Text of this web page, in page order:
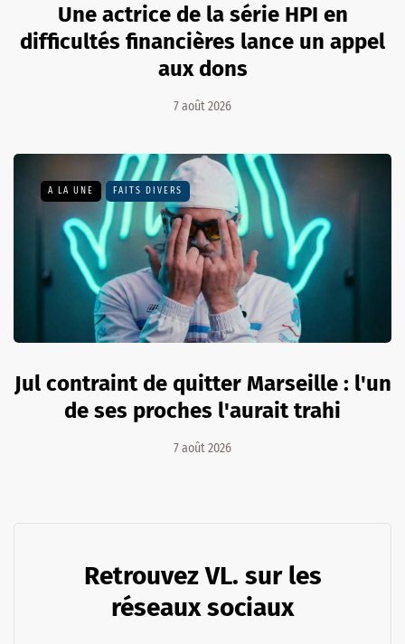
Une actrice de la série HPI en
difficultés financières lance un appel
aux dons
7 août 2026
A LA UNE FAITS DIVERS
Jul contraint de quitter Marseille : l'un
de ses proches l'aurait trahi
7 août 2026
Retrouvez VL. sur les
réseaux sociaux